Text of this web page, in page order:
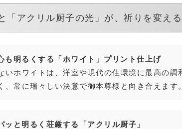
「アクリル厨子の光」が、祈りを変える
も明るくする「ホワイト」プリント仕上げ
いホワイトは、洋室や現代の住環境に最高の
、常に瑞々しい決意で御本尊様と向き合えます。
ッと明るく荘厳する「アクリル厨子」